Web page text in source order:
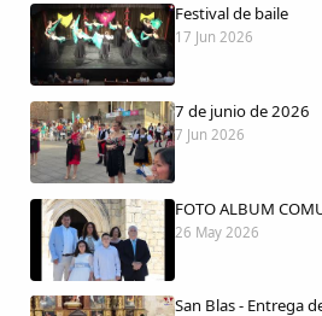
Festival de baile
17 Jun 2026
7 de junio de 2026
7 Jun 2026
FOTO ALBUM
26 May 2026
San Blas - Entrega
Copiar enlace